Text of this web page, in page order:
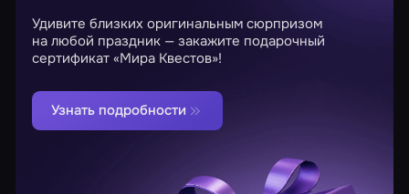
Удивите близких оригинальным сюрпризом
на любой праздник — закажите подарочный
сертификат «Мира Квестов»!
Узнать подробности